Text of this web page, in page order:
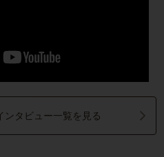
ンタビュー一覧を見る